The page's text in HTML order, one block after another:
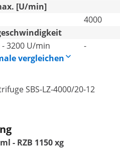
[U/min]
4000
- 3200 U/min
-
vergleichen
SBS-LZ-4000/20-12
- RZB 1150 xg